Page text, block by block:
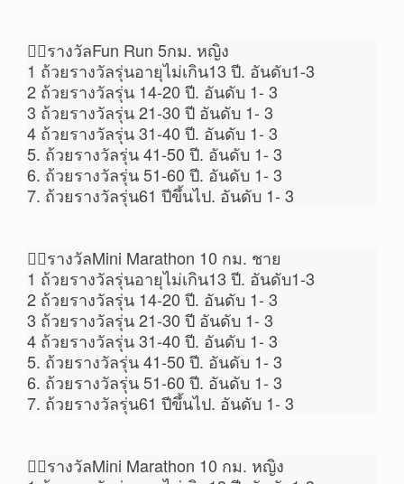
🏃‍♀รางวัลFun Run 5กม. หญิง
1 ถ้วยรางวัลรุ่นอายุไม่เกิน13 ปี. อันดับ1-3
2 ถ้วยรางวัลรุ่น 14-20 ปี. อันดับ 1- 3
3 ถ้วยรางวัลรุ่น 21-30 ปี อันดับ 1- 3
4 ถ้วยรางวัลรุ่น 31-40 ปี. อันดับ 1- 3
5. ถ้วยรางวัลรุ่น 41-50 ปี. อันดับ 1- 3
6. ถ้วยรางวัลรุ่น 51-60 ปี. อันดับ 1- 3
7. ถ้วยรางวัลรุ่น61 ปีขึ้นไป. อันดับ 1- 3
🏃‍♂รางวัลMini Marathon 10 กม. ชาย
1 ถ้วยรางวัลรุ่นอายุไม่เกิน13 ปี. อันดับ1-3
2 ถ้วยรางวัลรุ่น 14-20 ปี. อันดับ 1- 3
3 ถ้วยรางวัลรุ่น 21-30 ปี อันดับ 1- 3
4 ถ้วยรางวัลรุ่น 31-40 ปี. อันดับ 1- 3
5. ถ้วยรางวัลรุ่น 41-50 ปี. อันดับ 1- 3
6. ถ้วยรางวัลรุ่น 51-60 ปี. อันดับ 1- 3
7. ถ้วยรางวัลรุ่น61 ปีขึ้นไป. อันดับ 1- 3
🏃‍♀รางวัลMini Marathon 10 กม. หญิง